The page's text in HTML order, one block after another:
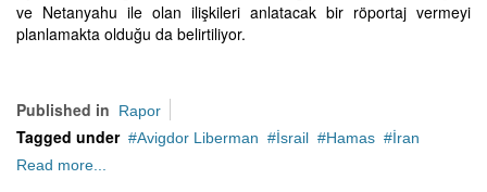
ve Netanyahu ile olan ilişkileri anlatacak bir röportaj vermeyi
planlamakta olduğu da belirtiliyor.
Published in Rapor
Tagged under Avigdor Liberman İsrail Hamas
İran
Read more...